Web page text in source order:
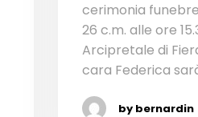
cerimonia
26 c.m. alle ore
Arcipretale di
cara Federica
by bernardin